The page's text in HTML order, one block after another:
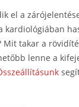
el a
kardiológiában
Mit takar a
lenne a